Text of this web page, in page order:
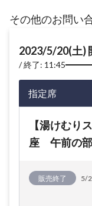
その他のお問い
2023/5/20(土)
終了: 11:45
指定席
【湯けむり
座 午前の
販売終了 5/